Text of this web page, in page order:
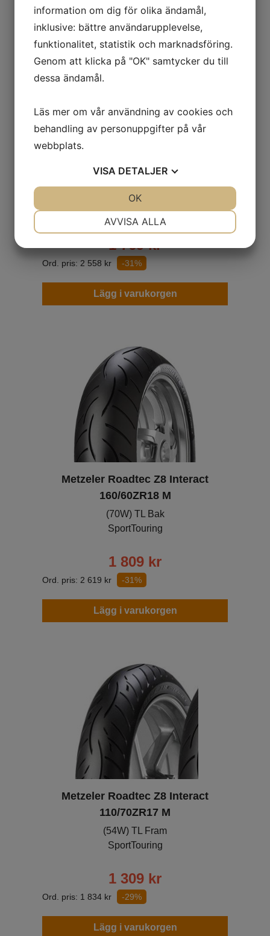
140/70ZR18 M
(67W) TL Bak
SportTouring
1 769kr
Ord. pris: 2 558 kr -31%
Lägg i varukorgen
Metzeler Roadtec Z8 Interact
160/60ZR18 M
(70W) TL Bak
SportTouring
1 809 kr
Ord. pris: 2 619 kr -31%
Lägg i varukorgen
Metzeler Roadtec Z8 Interact
110/70ZR17 M
(54W) TL Fram
SportTouring
1 309 kr
Ord. pris: 1 834 kr -29%
Lägg i varukorgen
information om dig för olika ändamål,
inklusive: bättre användarupplevelse,
funktionalitet, statistik och marknadsföring.
Genom att klicka på "OK" samtycker du till
dessa ändamål.
Läs mer om vår användning av cookies och
behandling av personuppgifter på vår
webbplats.
VISA DETALJER
MARKNADSFÖRING
AVVISA ALLA
OK